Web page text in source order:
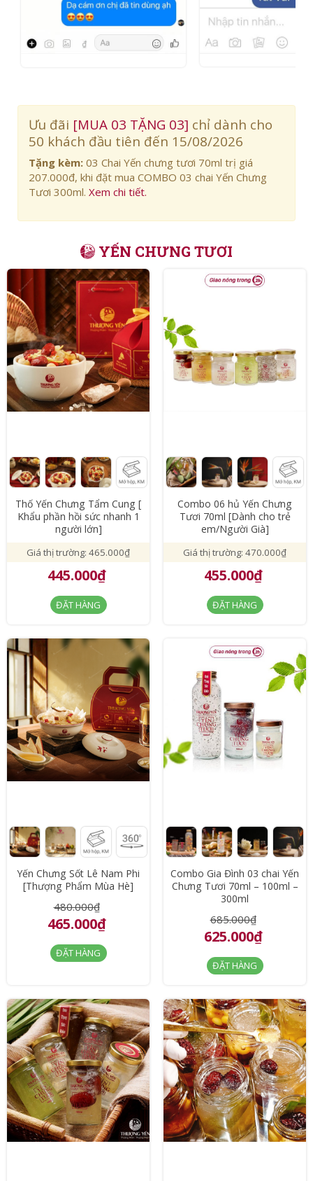
Ưu đãi [MUA 03 TẶNG 03] chỉ dành cho
50 khách đầu tiên đến 15/08/2026
Tặng kèm: 03 Chai Yến chưng tươi 70ml trị giá
207.000đ, khi đặt mua COMBO 03 chai Yến Chưng
Tươi 300ml. Xem chi tiết.
YẾN CHƯNG TƯƠI
Thố Yến Chưng Tẩm Cung [
Khẩu phần hồi sức nhanh 1
người lớn]
Giá thị trường: 465.000₫
445.000₫
ĐẶT HÀNG
Combo 06 hủ Yến Chưng
Tươi 70ml [Dành cho trẻ
em/Người Già]
Giá thị trường: 470.000₫
455.000₫
ĐẶT HÀNG
Yến Chưng Sốt Lê Nam Phi
[Thượng Phẩm Mùa Hè]
480.000₫
465.000₫
ĐẶT HÀNG
Combo Gia Đình 03 chai Yến
Chưng Tươi 70ml – 100ml –
300ml
685.000₫
625.000₫
ĐẶT HÀNG